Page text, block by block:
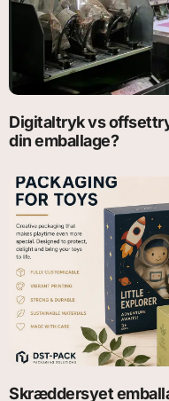
Digitaltryk vs
din emballage?
Skræddersyet